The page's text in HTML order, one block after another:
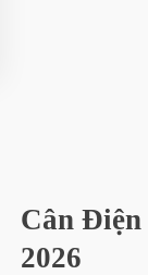
Cân
2026